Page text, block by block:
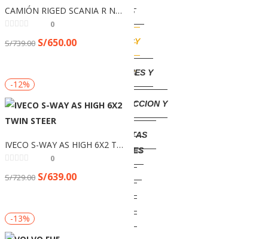
AGRICOLAS.
TRACTOS Y
REMOLQUES Y
CONSTRUCCION Y
CAMIONETAS
TRACTORES
CAMIÓN RIGED SCANIA R NORMAL CR20N CON SISTEMA DE ELEVACIÓN DE GANCHO 8X4 + CONTENEDOR DE 40M3
0
S/739.00 S/650.00
-12%
IVECO S-WAY AS HIGH 6X2 TWIN STEER
0
S/729.00 S/639.00
-13%